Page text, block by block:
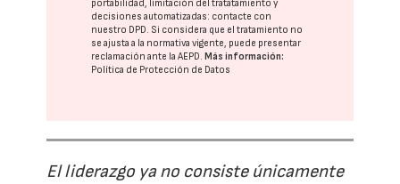
portabilidad, limitación del tratatamiento y
decisiones automatizadas: contacte con
nuestro DPD. Si considera que el tratamiento no
se ajusta a la normativa vigente, puede presentar
reclamación ante laAEPD. Más información:
Política de Protección de Datos
El liderazgo ya no consiste únicamente